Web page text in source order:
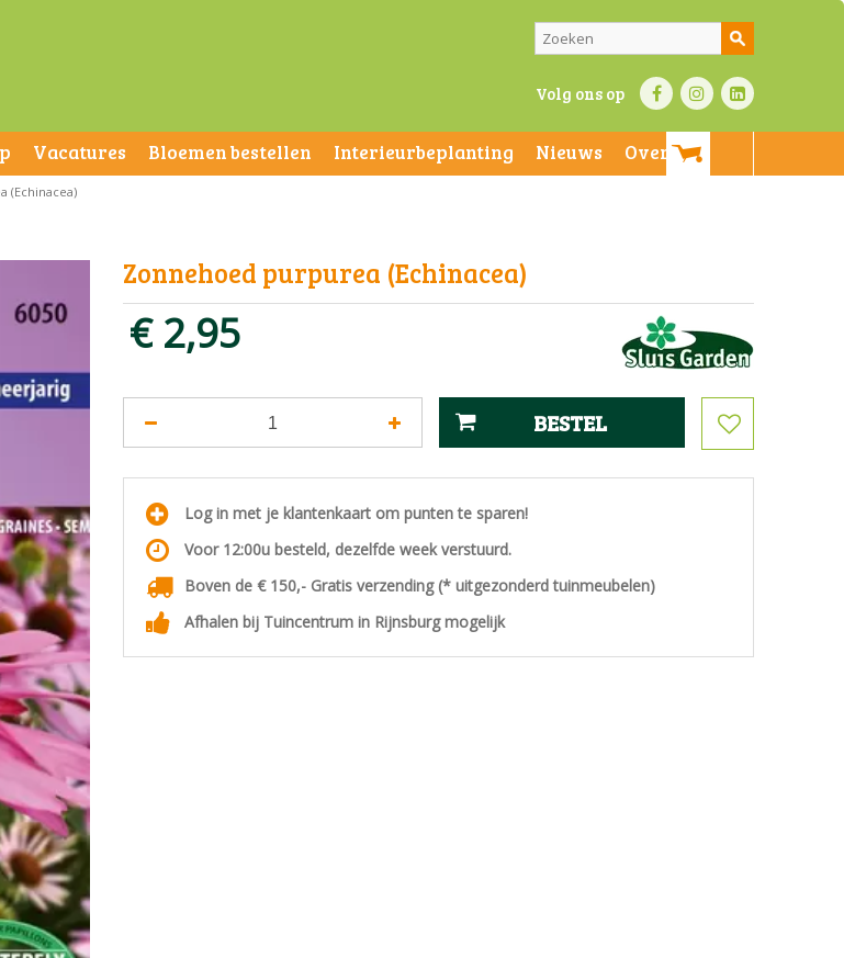
Volg ons op
Vacatures Bloemen bestellen Interieurbeplanting Nieuws
Over ons
(Echinacea)
Zonnehoed purpurea (Echinacea)
€ 2,95
Log in met je klantenkaart om punten te sparen!
Voor 12:00u besteld, dezelfde week verstuurd.
Boven de € 150,- Gratis verzending (* uitgezonderd tuinmeubelen)
Afhalen bij Tuincentrum in Rijnsburg mogelijk